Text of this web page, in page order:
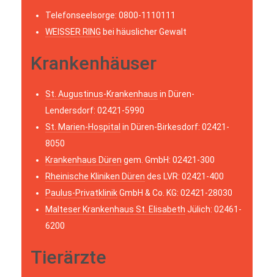
Telefonseelsorge: 0800-1110111
WEISSER RING bei häuslicher Gewalt
Krankenhäuser
St. Augustinus-Krankenhaus in Düren-
Lendersdorf: 02421-5990
St. Marien-Hospital in Düren-Birkesdorf: 02421-
8050
Krankenhaus Düren gem. GmbH: 02421-300
Rheinische Kliniken Düren des LVR: 02421-400
Paulus-PrivatklinikGmbH & Co. KG: 02421-28030
Malteser Krankenhaus St. Elisabeth Jülich: 02461-
6200
Tierärzte